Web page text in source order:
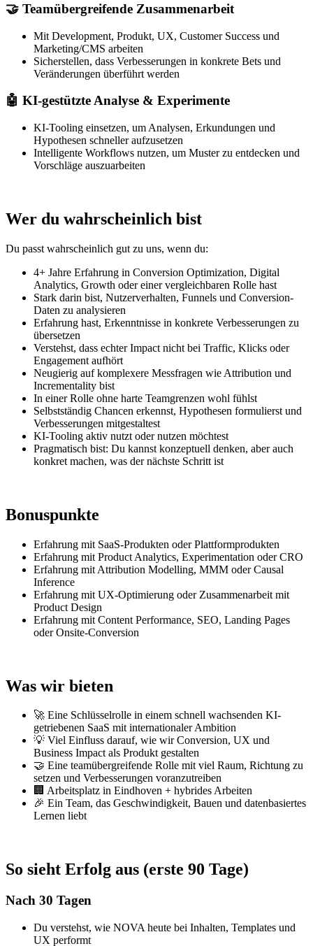
🤝 Teamübergreifende Zusammenarbeit
Mit Development, Produkt, UX, Customer Success und
Marketing/CMS arbeiten
Sicherstellen, dass Verbesserungen in konkrete Bets und
Veränderungen überführt werden
🤖 KI-gestützte Analyse & Experimente
KI-Tooling einsetzen, um Analysen, Erkundungen und
Hypothesen schneller aufzusetzen
Intelligente Workflows nutzen, um Muster zu entdecken und
Vorschläge auszuarbeiten
Wer du wahrscheinlich bist
Du passt wahrscheinlich gut zu uns, wenn du:
4+ Jahre Erfahrung in Conversion Optimization, Digital
Analytics, Growth oder einer vergleichbaren Rolle hast
Stark darin bist, Nutzerverhalten, Funnels und Conversion-
Daten zu analysieren
Erfahrung hast, Erkenntnisse in konkrete Verbesserungen zu
übersetzen
Verstehst, dass echter Impact nicht bei Traffic, Klicks oder
Engagement aufhört
Neugierig auf komplexere Messfragen wie Attribution und
Incrementality bist
In einer Rolle ohne harte Teamgrenzen wohl fühlst
Selbstständig Chancen erkennst, Hypothesen formulierst und
Verbesserungen mitgestaltest
KI-Tooling aktiv nutzt oder nutzen möchtest
Pragmatisch bist: Du kannst konzeptuell denken, aber auch
konkret machen, was der nächste Schritt ist
Bonuspunkte
Erfahrung mit SaaS-Produkten oder Plattformprodukten
Erfahrung mit Product Analytics, Experimentation oder CRO
Erfahrung mit Attribution Modelling, MMM oder Causal
Inference
Erfahrung mit UX-Optimierung oder Zusammenarbeit mit
Product Design
Erfahrung mit Content Performance, SEO, Landing Pages
oder Onsite-Conversion
Was wir bieten
🚀 Eine Schlüsselrolle in einem schnell wachsenden KI-
getriebenen SaaS mit internationaler Ambition
💡 Viel Einfluss darauf, wie wir Conversion, UX und
Business Impact als Produkt gestalten
🤝 Eine teamübergreifende Rolle mit viel Raum, Richtung zu
setzen und Verbesserungen voranzutreiben
🏢 Arbeitsplatz in Eindhoven + hybrides Arbeiten
🎉 Ein Team, das Geschwindigkeit, Bauen und datenbasiertes
Lernen liebt
So sieht Erfolg aus (erste 90 Tage)
Nach 30 Tagen
Du verstehst, wie NOVA heute bei Inhalten, Templates und
UX performt